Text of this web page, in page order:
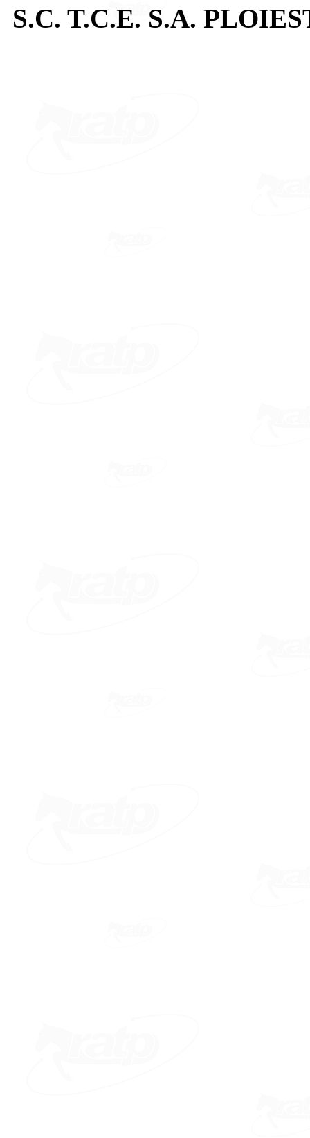
S.C. T.C.E. S.A.